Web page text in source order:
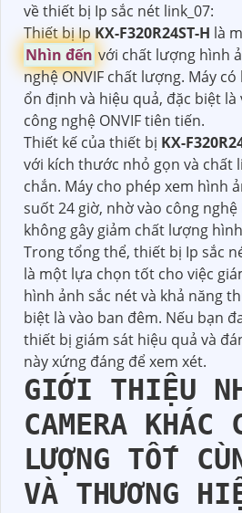
về thiết bị Ip sắc nét link_07:
Thiết bị IpKX-F320R24ST-H là
Nhìn đến với chất lượng hình
nghệ ONVIF chất lượng. Máy
ổn định và hiệu quả, đặc biệt là
công nghệ ONVIF tiên tiến.
Thiết kế của thiết bị KX-
với kích thước nhỏ gọn và chất
chắn. Máy cho phép xem hình
suốt 24 giờ, nhờ vào công
không gây giảm chất lượng
Trong tổng thể, thiết bị Ip sắc
là một lựa chọn tốt cho việc
hình ảnh sắc nét và khả năng
biệt là vào ban đêm. Nếu bạn
thiết bị giám sát hiệu quả và
này xứng đáng để xem xét.
GIỚI THIỆU
CAMERA KHÁC
LƯỢNG TỐT
VÀ THƯƠNG